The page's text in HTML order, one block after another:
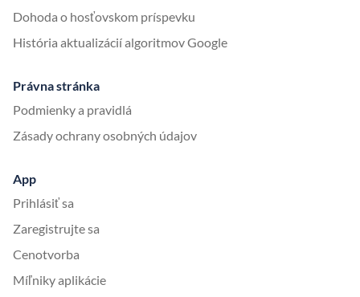
Dohoda o hosťovskom príspevku
História aktualizácií algoritmov Google
Právna stránka
Podmienky a pravidlá
Zásady ochrany osobných údajov
App
Prihlásiť sa
Zaregistrujte sa
Cenotvorba
Míľniky aplikácie